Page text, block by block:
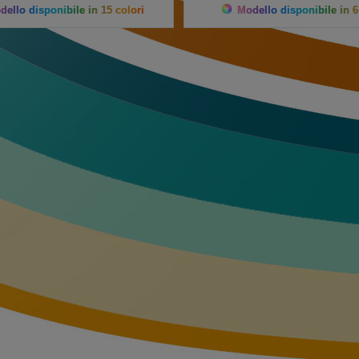
disponibile in 15 colori Modello disponibile in